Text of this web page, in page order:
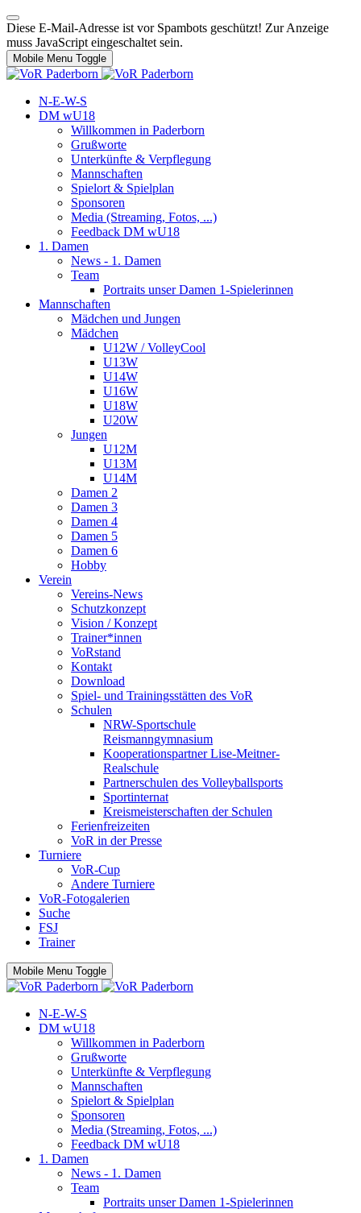
Diese E-Mail-Adresse ist vor Spambots geschützt! Zur Anzeige
muss JavaScript eingeschaltet sein.
Mobile Menu Toggle
N-E-W-S
DM wU18
Willkommen in Paderborn
Grußworte
Unterkünfte & Verpflegung
Mannschaften
Spielort & Spielplan
Sponsoren
Media (Streaming, Fotos, ...)
Feedback DM wU18
1. Damen
News - 1. Damen
Team
Portraits unser Damen 1-Spielerinnen
Mannschaften
Mädchen und Jungen
Mädchen
U12W / VolleyCool
U13W
U14W
U16W
U18W
U20W
Jungen
U12M
U13M
U14M
Damen 2
Damen 3
Damen 4
Damen 5
Damen 6
Hobby
Verein
Vereins-News
Schutzkonzept
Vision / Konzept
Trainer*innen
VoRstand
Kontakt
Download
Spiel- und Trainingsstätten des VoR
Schulen
NRW-Sportschule
Reismanngymnasium
Kooperationspartner Lise-Meitner-
Realschule
Partnerschulen des Volleyballsports
Sportinternat
Kreismeisterschaften der Schulen
Ferienfreizeiten
VoR in der Presse
Turniere
VoR-Cup
Andere Turniere
VoR-Fotogalerien
Suche
FSJ
Trainer
Mobile Menu Toggle
N-E-W-S
DM wU18
Willkommen in Paderborn
Grußworte
Unterkünfte & Verpflegung
Mannschaften
Spielort & Spielplan
Sponsoren
Media (Streaming, Fotos, ...)
Feedback DM wU18
1. Damen
News - 1. Damen
Team
Portraits unser Damen 1-Spielerinnen